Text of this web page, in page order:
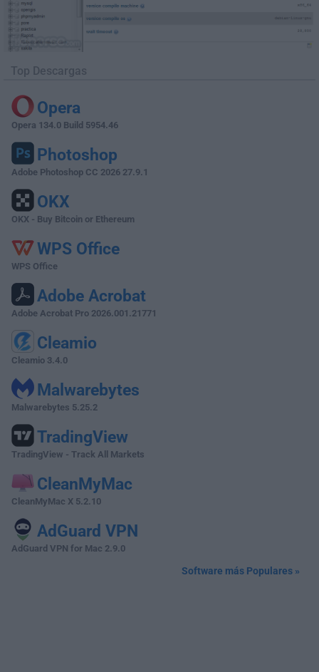
Top Descargas
Opera
Opera 134.0 Build 5954.46
Photoshop
Adobe Photoshop CC 2026 27.9.1
OKX
OKX - Buy Bitcoin or Ethereum
WPS Office
WPS Office
Adobe Acrobat
Adobe Acrobat Pro 2026.001.21771
Cleamio
Cleamio 3.4.0
Malwarebytes
Malwarebytes 5.25.2
TradingView
TradingView - Track All Markets
CleanMyMac
CleanMyMac X 5.2.10
AdGuard VPN
AdGuard VPN for Mac 2.9.0
Software más Populares »